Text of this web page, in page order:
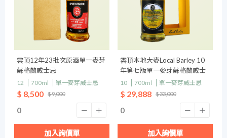
雲頂12年23批次原酒單一麥芽
蘇格蘭威士忌
12 700ml 單一麥芽威士忌
$ 8,500 $ 9,000
加入詢價單
雲頂本地大麥Local Barley 10
年第七版單一麥芽蘇格蘭威士
忌
10 700ml 單一麥芽威士忌
$ 29,888 $ 33,000
加入詢價單